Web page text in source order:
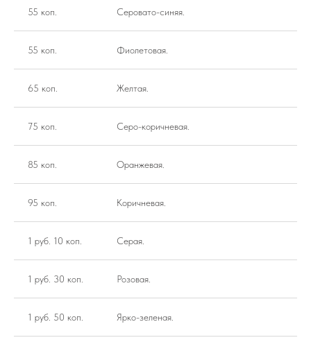
55 коп. Серовато-синяя.
55 коп. Фиолетовая.
65 коп. Желтая.
75 коп. Серо-коричневая.
85 коп. Оранжевая.
95 коп. Коричневая.
1 руб. 10 коп. Серая.
1 руб. 30 коп. Розовая.
1 руб. 50 коп. Ярко-зеленая.